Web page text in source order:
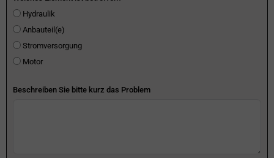
Hydraulik
Anbauteil(e)
Stromversorgung
Motor
Beschreiben Sie bitte kurz das Problem